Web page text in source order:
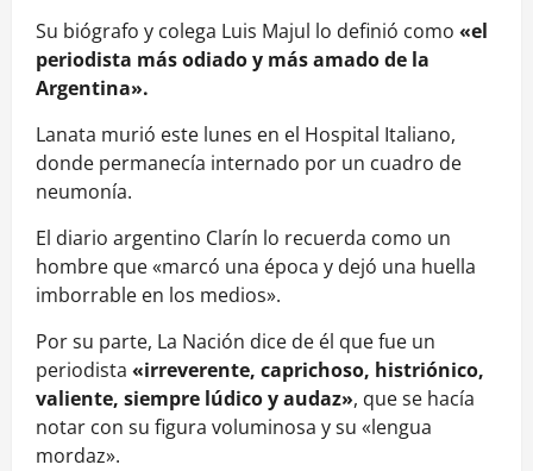
Su biógrafo y colega Luis Majul lo definió como «el
periodista más odiado y más amado de la
Argentina».
Lanata murió este lunes en el Hospital Italiano,
donde permanecía internado por un cuadro de
neumonía.
El diario argentino Clarín lo recuerda como un
hombre que «marcó una época y dejó una huella
imborrable en los medios».
Por su parte, La Nación dice de él que fue un
periodista «irreverente, caprichoso, histriónico,
valiente, siempre lúdico y audaz», que se hacía
notar con su figura voluminosa y su «lengua
mordaz».